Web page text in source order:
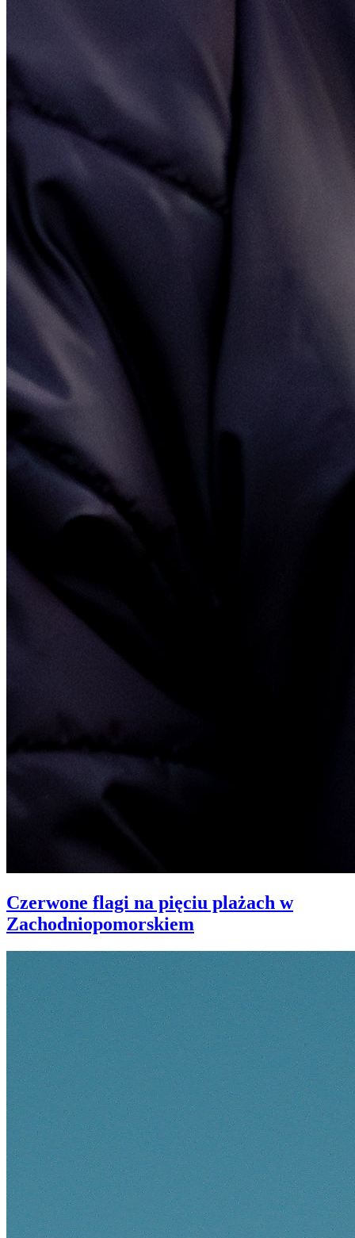
Czerwone flagi na pięciu plażach w
Zachodniopomorskiem